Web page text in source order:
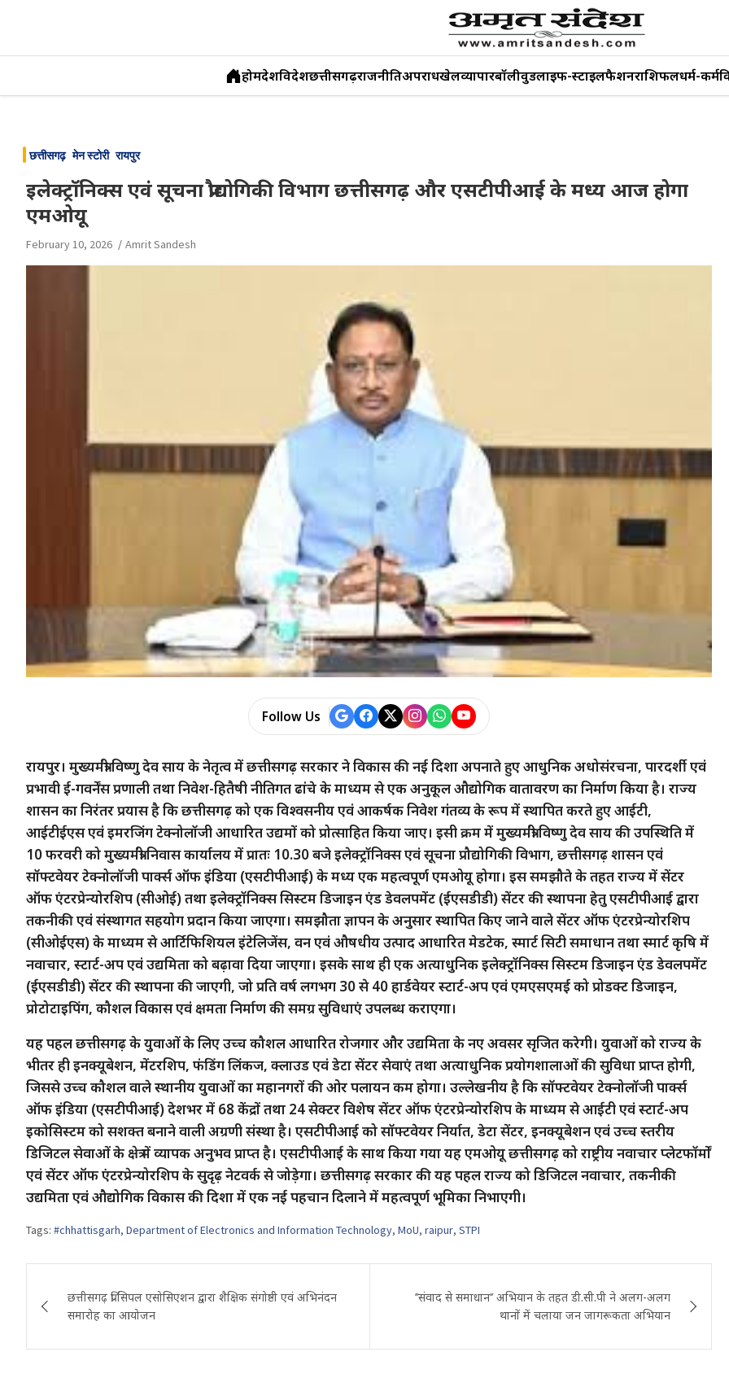
content
होमदेशविदेशछत्तीसगढ़राजनीतिअपराधखेलव्यापारबॉलीवुडलाइफ-स्टाइलफैशनराशिफलधर्म-कर्म
छत्तीसगढ़ मेन स्टोरी रायपुर
इलेक्ट्रॉनिक्स एवं सूचना प्रौद्योगिकी विभाग छत्तीसगढ़ और एसटीपीआई के मध्य आज होगा
एमओयू
February 10, 2026 Amrit Sandesh
Follow Us
रायपुर। मुख्यमंत्री विष्णु देव साय के नेतृत्व में छत्तीसगढ़ सरकार ने विकास की नई दिशा अपनाते हुए आधुनिक अधोसंरचना, पारदर्शी एवं
प्रभावी ई-गवर्नेंस प्रणाली तथा निवेश-हितैषी नीतिगत ढांचे के माध्यम से एक अनुकूल औद्योगिक वातावरण का निर्माण किया है। राज्य
शासन का निरंतर प्रयास है कि छत्तीसगढ़ को एक विश्वसनीय एवं आकर्षक निवेश गंतव्य के रूप में स्थापित करते हुए आईटी,
आईटीईएस एवं इमरजिंग टेक्नोलॉजी आधारित उद्यमों को प्रोत्साहित किया जाए। इसी क्रम में मुख्यमंत्री विष्णु देव साय की उपस्थिति में
10 फरवरी को मुख्यमंत्री निवास कार्यालय में प्रातः 10.30 बजे इलेक्ट्रॉनिक्स एवं सूचना प्रौद्योगिकी विभाग, छत्तीसगढ़ शासन एवं
सॉफ्टवेयर टेक्नोलॉजी पार्क्स ऑफ इंडिया (एसटीपीआई) के मध्य एक महत्वपूर्ण एमओयू होगा। इस समझौते के तहत राज्य में सेंटर
ऑफ एंटरप्रेन्योरशिप (सीओई) तथा इलेक्ट्रॉनिक्स सिस्टम डिजाइन एंड डेवलपमेंट (ईएसडीडी) सेंटर की स्थापना हेतु एसटीपीआई द्वारा
तकनीकी एवं संस्थागत सहयोग प्रदान किया जाएगा। समझौता ज्ञापन के अनुसार स्थापित किए जाने वाले सेंटर ऑफ एंटरप्रेन्योरशिप
(सीओईएस) के माध्यम से आर्टिफिशियल इंटेलिजेंस, वन एवं औषधीय उत्पाद आधारित मेडटेक, स्मार्ट सिटी समाधान तथा स्मार्ट कृषि में
नवाचार, स्टार्ट-अप एवं उद्यमिता को बढ़ावा दिया जाएगा। इसके साथ ही एक अत्याधुनिक इलेक्ट्रॉनिक्स सिस्टम डिजाइन एंड डेवलपमेंट
(ईएसडीडी) सेंटर की स्थापना की जाएगी, जो प्रति वर्ष लगभग 30 से 40 हार्डवेयर स्टार्ट-अप एवं एमएसएमई को प्रोडक्ट डिजाइन,
प्रोटोटाइपिंग, कौशल विकास एवं क्षमता निर्माण की समग्र सुविधाएं उपलब्ध कराएगा।
यह पहल छत्तीसगढ़ के युवाओं के लिए उच्च कौशल आधारित रोजगार और उद्यमिता के नए अवसर सृजित करेगी। युवाओं को राज्य के
भीतर ही इनक्यूबेशन, मेंटरशिप, फंडिंग लिंकज, क्लाउड एवं डेटा सेंटर सेवाएं तथा अत्याधुनिक प्रयोगशालाओं की सुविधा प्राप्त होगी,
जिससे उच्च कौशल वाले स्थानीय युवाओं का महानगरों की ओर पलायन कम होगा। उल्लेखनीय है कि सॉफ्टवेयर टेक्नोलॉजी पार्क्स
ऑफ इंडिया (एसटीपीआई) देशभर में 68 केंद्रों तथा 24 सेक्टर विशेष सेंटर ऑफ एंटरप्रेन्योरशिप के माध्यम से आईटी एवं स्टार्ट-अप
इकोसिस्टम को सशक्त बनाने वाली अग्रणी संस्था है। एसटीपीआई को सॉफ्टवेयर निर्यात, डेटा सेंटर, इनक्यूबेशन एवं उच्च स्तरीय
डिजिटल सेवाओं के क्षेत्र में व्यापक अनुभव प्राप्त है। एसटीपीआई के साथ किया गया यह एमओयू छत्तीसगढ़ को राष्ट्रीय नवाचार प्लेटफॉर्मों
एवं सेंटर ऑफ एंटरप्रेन्योरशिप के सुदृढ़ नेटवर्क से जोड़ेगा। छत्तीसगढ़ सरकार की यह पहल राज्य को डिजिटल नवाचार, तकनीकी
उद्यमिता एवं औद्योगिक विकास की दिशा में एक नई पहचान दिलाने में महत्वपूर्ण भूमिका निभाएगी।
Tags: #chhattisgarh, Department of Electronics and Information Technology, MoU, raipur, STPI
navigation
छत्तीसगढ़ प्रिंसिपल एसोसिएशन द्वारा शैक्षिक संगोष्ठी एवं अभिनंदन
समारोह का आयोजन
’’संवाद से समाधान’’ अभियान के तहत डी.सी.पी ने अलग-अलग
थानों में चलाया जन जागरूकता अभियान